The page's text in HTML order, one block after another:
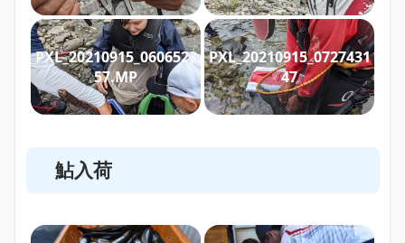
PXL_20210915_0606523
57.MP
PXL_20210915_0727431
47
鮎入荷